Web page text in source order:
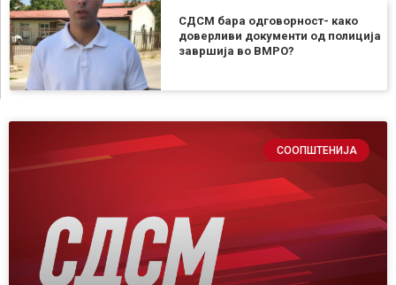
СДСМ бара одговорност- како
доверливи документи од полиција
завршија во ВМРО?
СООПШТЕНИЈА